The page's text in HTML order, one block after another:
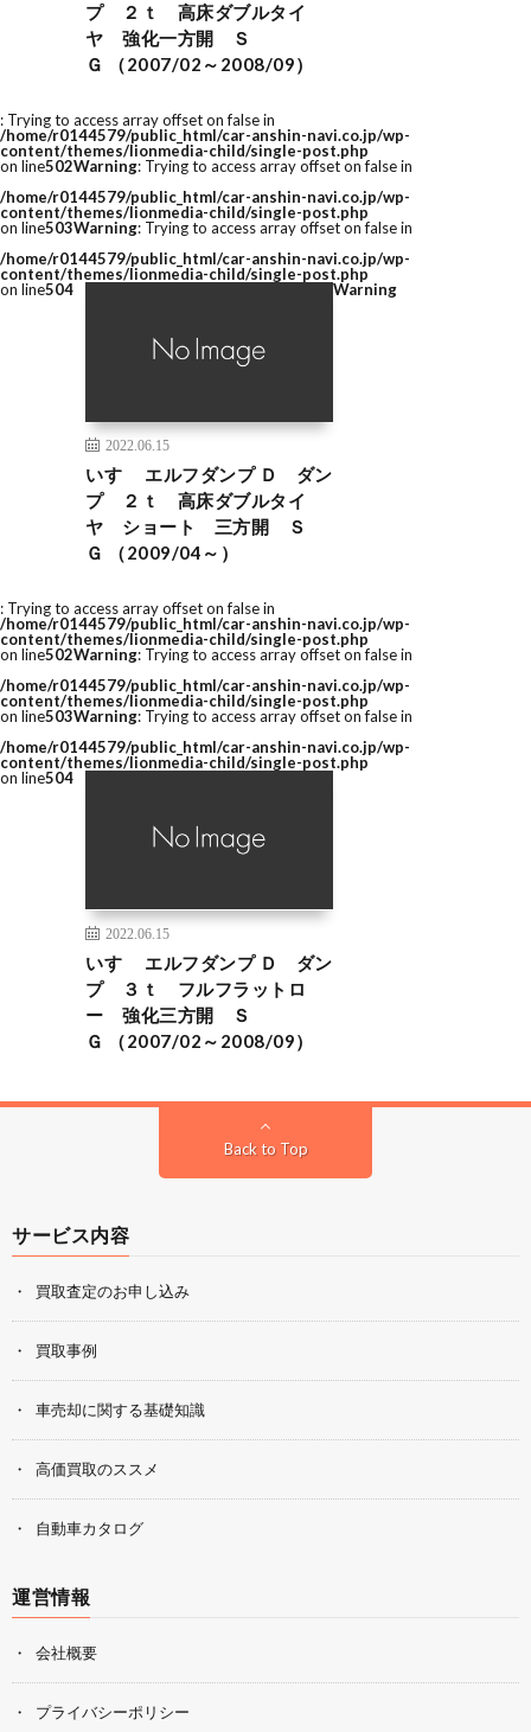
プ ２ｔ 高床ダブルタイ
ヤ 強化一方開 Ｓ
Ｇ （2007/02～2008/09）
: Trying to access array offset on false in
/home/r0144579/public_html/car-anshin-navi.co.jp/wp-
content/themes/lionmedia-child/single-post.php
on line502Warning: Trying to access array offset on false in
/home/r0144579/public_html/car-anshin-navi.co.jp/wp-
content/themes/lionmedia-child/single-post.php
on line503Warning: Trying to access array offset on false in
/home/r0144579/public_html/car-anshin-navi.co.jp/wp-
content/themes/lionmedia-child/single-post.php
on line504
2022.06.15
いすゞ エルフダンプ Ｄ ダン
プ ２ｔ 高床ダブルタイ
ヤ ショート 三方開 Ｓ
Ｇ （2009/04～）
Warning
: Trying to access array offset on false in
/home/r0144579/public_html/car-anshin-navi.co.jp/wp-
content/themes/lionmedia-child/single-post.php
on line502Warning: Trying to access array offset on false in
/home/r0144579/public_html/car-anshin-navi.co.jp/wp-
content/themes/lionmedia-child/single-post.php
on line503Warning: Trying to access array offset on false in
/home/r0144579/public_html/car-anshin-navi.co.jp/wp-
content/themes/lionmedia-child/single-post.php
on line504
2022.06.15
いすゞ エルフダンプ Ｄ ダン
プ ３ｔ フルフラットロ
ー 強化三方開 Ｓ
Ｇ （2007/02～2008/09）
Back to Top
サービス内容
買取査定のお申し込み
買取事例
車売却に関する基礎知識
高価買取のススメ
自動車カタログ
運営情報
会社概要
プライバシーポリシー